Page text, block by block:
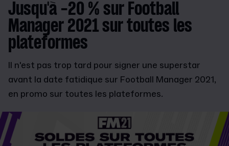
Jusqu'à -20 % sur Football
Manager 2021 sur toutes les
plateformes
Il n'est pas trop tard pour signer une superstar
avant la date fatidique sur Football Manager 2021,
en promo sur toutes les plateformes.